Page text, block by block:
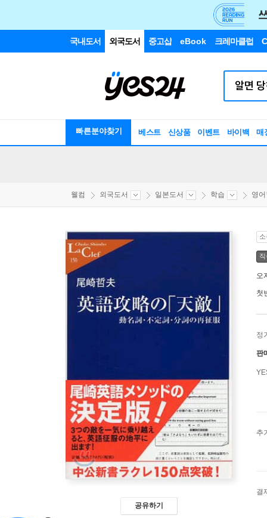
국내도서 외국도서 중고샵 eBook 크레마클럽
빠른분야찾기 베스트 신상품 이벤트 바이백 매
웰컴 외국도서 일본도서 학습 영
공유하기
오
첫
정
판
추
결